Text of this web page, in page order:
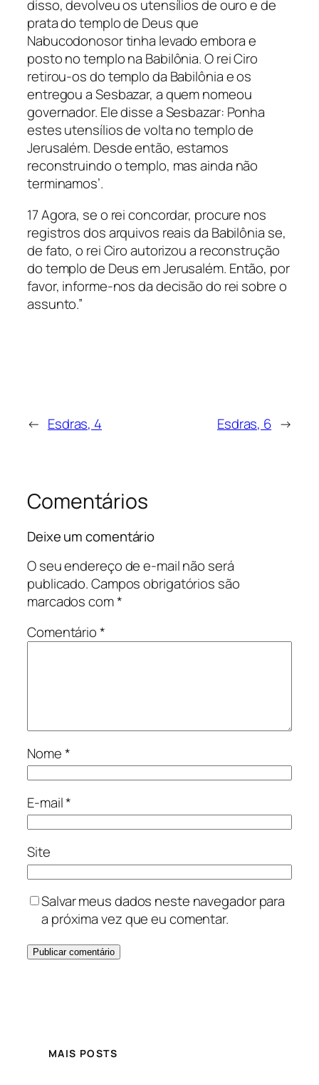
disso, devolveu os utensílios de ouro e de
prata do templo de Deus que
Nabucodonosor tinha levado embora e
posto no templo na Babilônia. O rei Ciro
retirou-os do templo da Babilônia e os
entregou a Sesbazar, a quem nomeou
governador. Ele disse a Sesbazar: Ponha
estes utensílios de volta no templo de
Jerusalém. Desde então, estamos
reconstruindo o templo, mas ainda não
terminamos’.
17 Agora, se o rei concordar, procure nos
registros dos arquivos reais da Babilônia se,
de fato, o rei Ciro autorizou a reconstrução
do templo de Deus em Jerusalém. Então, por
favor, informe-nos da decisão do rei sobre o
assunto.”
← Esdras, 4 Esdras, 6 →
Comentários
Deixe um comentário
O seu endereço de e-mail não será
publicado.Campos obrigatórios são
marcados com*
Comentário*
Nome*
E-mail*
Site
Salvar meus dados neste navegador para
a próxima vez que eu comentar.
MAIS POSTS